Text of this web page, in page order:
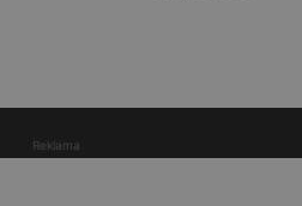
Reklama